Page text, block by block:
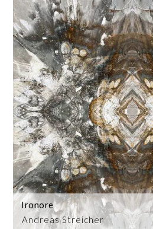
Andreas Streicher
Ironore